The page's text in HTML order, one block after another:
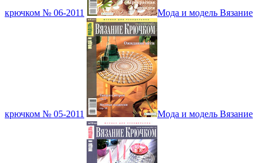
крючком № 06-2011 Мода и модель Вязание
крючком № 05-2011 Мода и модель Вязание